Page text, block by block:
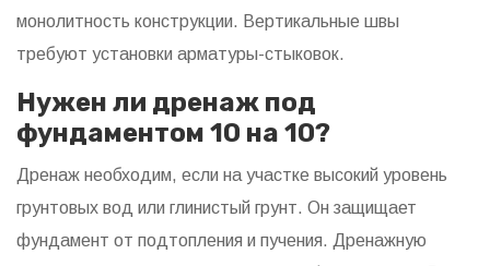
монолитность конструкции. Вертикальные швы
требуют установки арматуры-стыковок.
Нужен ли дренаж под
фундаментом 10 на 10?
Дренаж необходим, если на участке высокий уровень
грунтовых вод или глинистый грунт. Он защищает
фундамент от подтопления и пучения. Дренажную